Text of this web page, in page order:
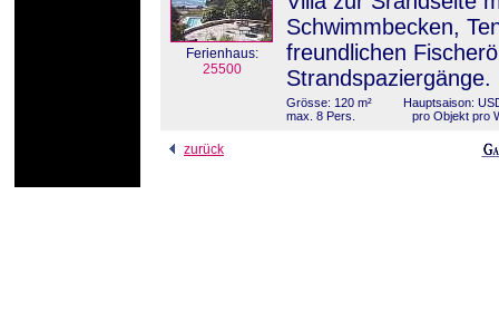
Ferienhaus:
25500
Schwimmbecken,
freundlichen
Strandspaziergänge.
Grösse: 120 m²
max. 8 Pers.
Hauptsaison:
pro Objekt pro
zurück